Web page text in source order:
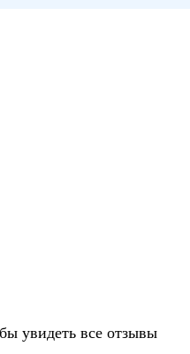
увидеть все отзывы